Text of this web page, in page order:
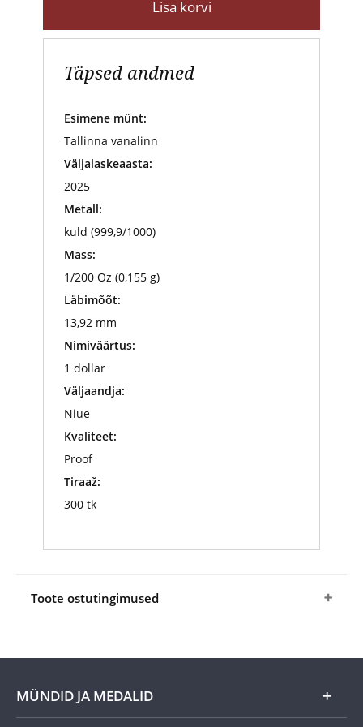
Lisa korvi
Täpsed andmed
Esimene münt:
Tallinna vanalinn
Väljalaskeaasta:
2025
Metall:
kuld (999,9/1000)
Mass:
1/200 Oz (0,155 g)
Läbimõõt:
13,92 mm
Nimiväärtus:
1 dollar
Väljaandja:
Niue
Kvaliteet:
Proof
Tiraaž:
300 tk
Toote ostutingimused
esimese münt„Tallinna vanalinn”erihinnaga99
€. Selle münt tellimisega saab minust
kollektsiooni koguja ja olen nõus, et mulle
saadetakse iga kuu üks kollektsiooni kuuluv
MÜNDID JA MEDALID